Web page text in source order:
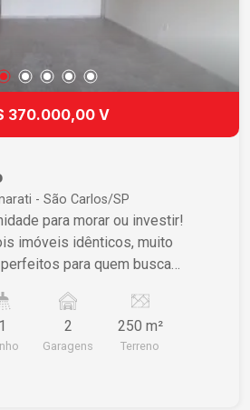
370.000,00 V
- São Carlos/SP
para morar ou investir!
imóveis idênticos, muito
para quem busca
opção para famílias,
quem deseja morar em uma
com locação da outra. Cada
1 2
Garagens
250 m²
Terreno